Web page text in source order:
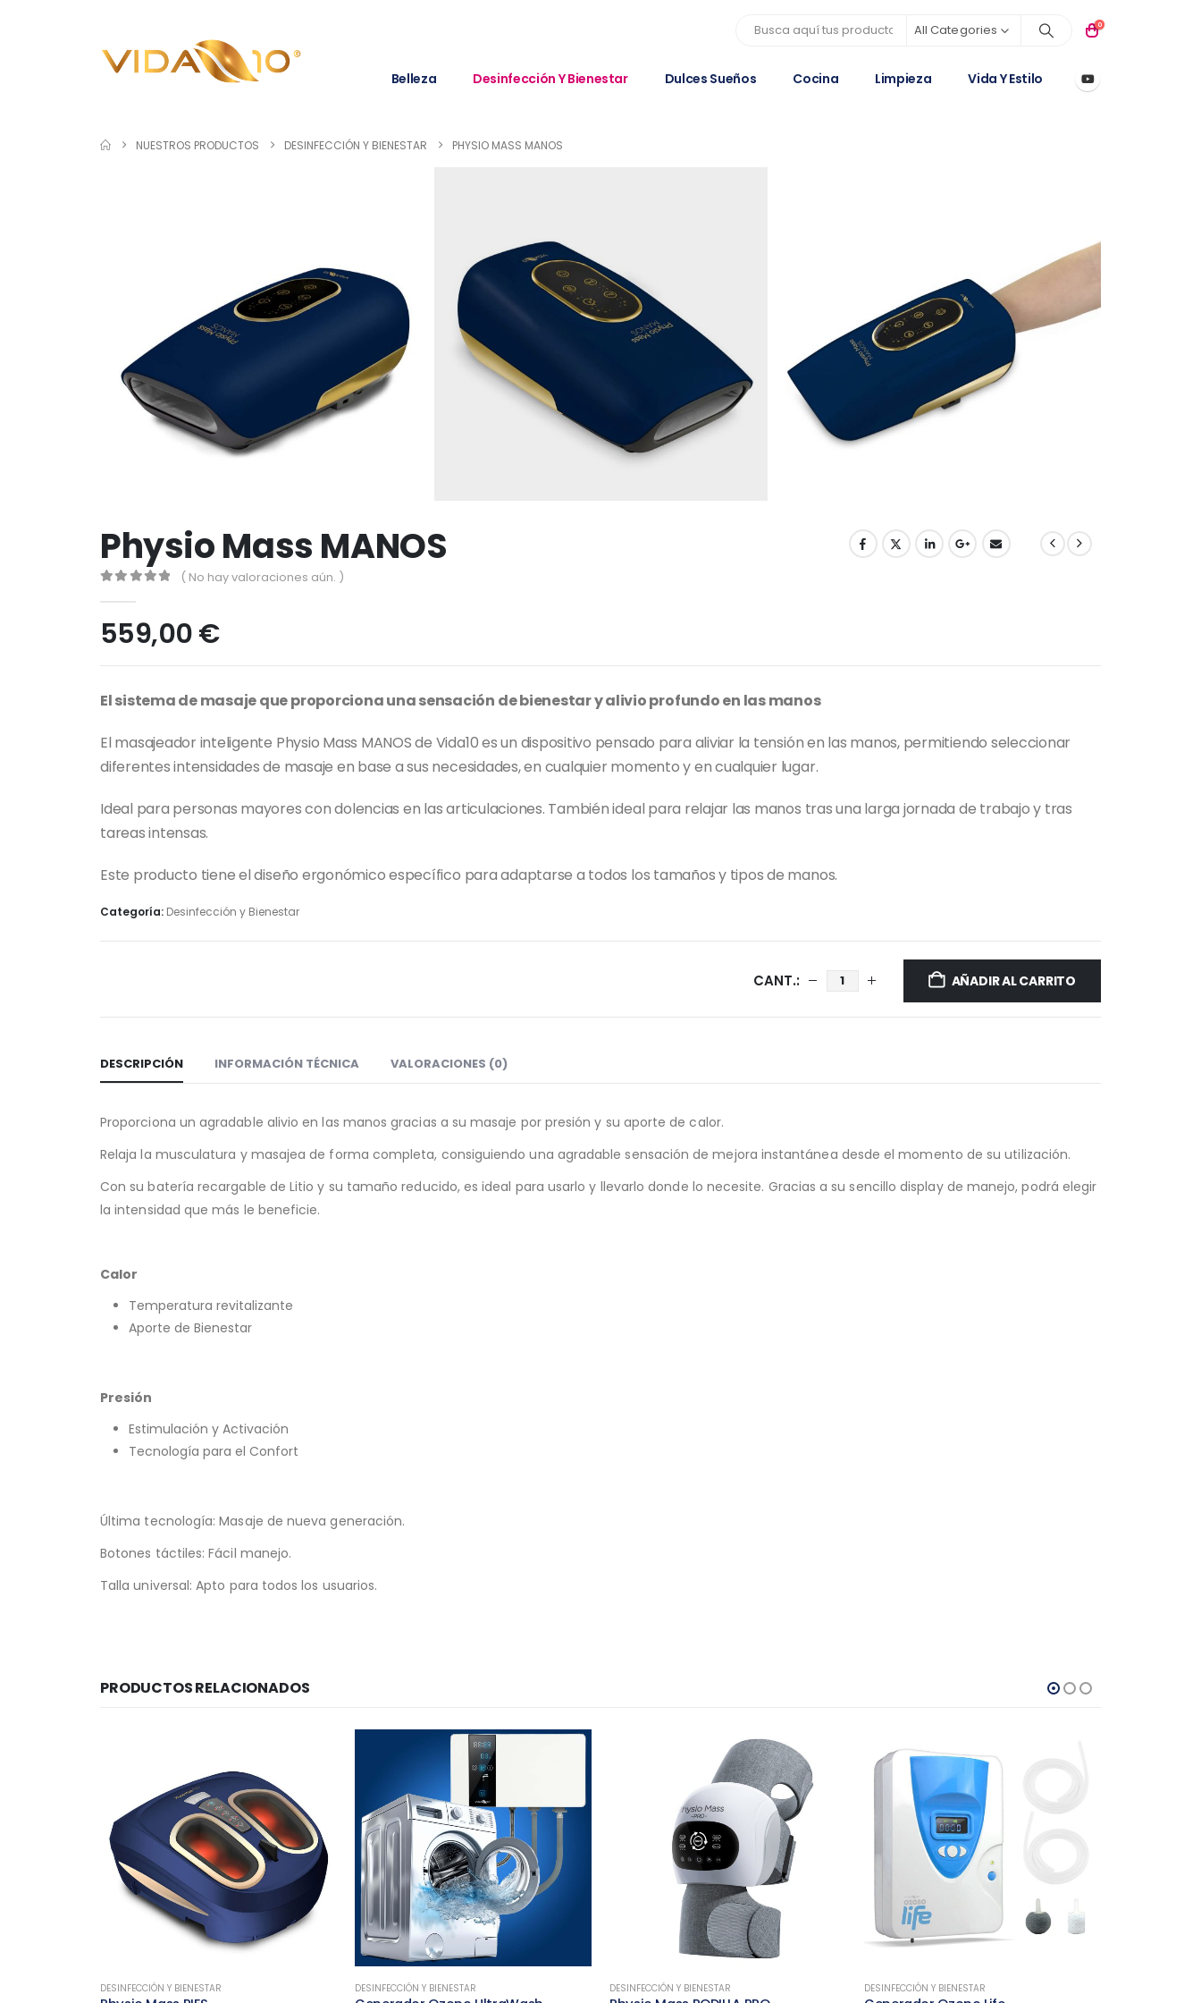
All Categories 0
Belleza Desinfección Y Bienestar Dulces Sueños Cocina Limpieza Vida Y Estilo
NUESTROS PRODUCTOS DESINFECCIÓN Y BIENESTAR PHYSIO MASS MANOS
Physio Mass MANOS
( No hay valoraciones aún. )
559,00€
El sistema de masaje que proporciona una sensación de bienestar y alivio profundo en las manos
El masajeador inteligente Physio Mass MANOS de Vida10 es un dispositivo pensado para aliviar la tensión en las manos, permitiendo seleccionar
diferentes intensidades de masaje en base a sus necesidades, en cualquier momento y en cualquier lugar.
Ideal para personas mayores con dolencias en las articulaciones. También ideal para relajar las manos tras una larga jornada de trabajo y tras
tareas intensas.
Este producto tiene el diseño ergonómico específico para adaptarse a todos los tamaños y tipos de manos.
Categoría: Desinfección y Bienestar
AÑADIR AL CARRITO
DESCRIPCIÓN INFORMACIÓN TÉCNICA VALORACIONES (0)
Proporciona un agradable alivio en las manos gracias a su masaje por presión y su aporte de calor.
Relaja la musculatura y masajea de forma completa, consiguiendo una agradable sensación de mejora instantánea desde el momento de su utilización.
Con su batería recargable de Litio y su tamaño reducido, es ideal para usarlo y llevarlo donde lo necesite. Gracias a su sencillo display de manejo, podrá elegir
la intensidad que más le beneficie.
Calor
Temperatura revitalizante
Aporte de Bienestar
Presión
Estimulación y Activación
Tecnología para el Confort
Última tecnología: Masaje de nueva generación.
Botones táctiles: Fácil manejo.
Talla universal: Apto para todos los usuarios.
PRODUCTOS RELACIONADOS
DESINFECCIÓN Y BIENESTAR DESINFECCIÓN Y BIENESTAR DESINFECCIÓN Y BIENESTAR DESINFECCIÓN Y BIENESTAR